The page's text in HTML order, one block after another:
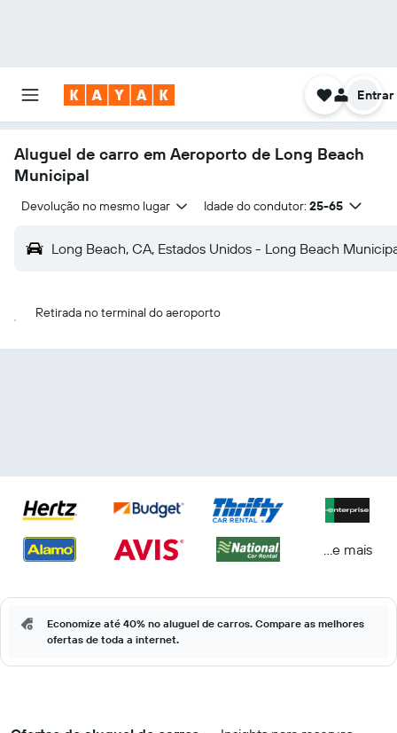
Entrar
Aluguel de carro em Aeroporto de Long Beach
Municipal
Devolução no mesmo lugar Idade do condutor: 25-65
Long Beach, CA, Estados Unidos - Long Beach
Retirada no terminal do aeroporto
...e mais
Economize até 40% no aluguel de carros. Compare as melhores
ofertas de toda a internet.